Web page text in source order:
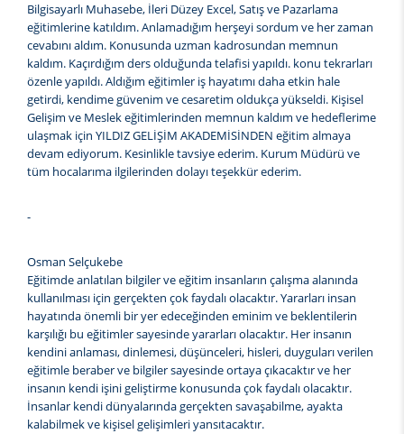
Bilgisayarlı Muhasebe, İleri Düzey Excel, Satış ve Pazarlama
eğitimlerine katıldım. Anlamadığım herşeyi sordum ve her zaman
cevabını aldım. Konusunda uzman kadrosundan memnun
kaldım. Kaçırdığım ders olduğunda telafisi yapıldı. konu tekrarları
özenle yapıldı. Aldığım eğitimler iş hayatımı daha etkin hale
getirdi, kendime güvenim ve cesaretim oldukça yükseldi. Kişisel
Gelişim ve Meslek eğitimlerinden memnun kaldım ve hedeflerime
ulaşmak için YILDIZ GELİŞİM AKADEMİSİNDEN eğitim almaya
devam ediyorum. Kesinlikle tavsiye ederim. Kurum Müdürü ve
tüm hocalarıma ilgilerinden dolayı teşekkür ederim.
-
Osman Selçukebe
Eğitimde anlatılan bilgiler ve eğitim insanların çalışma alanında
kullanılması için gerçekten çok faydalı olacaktır. Yararları insan
hayatında önemli bir yer edeceğinden eminim ve beklentilerin
karşılığı bu eğitimler sayesinde yararları olacaktır. Her insanın
kendini anlaması, dinlemesi, düşünceleri, hisleri, duyguları verilen
eğitimle beraber ve bilgiler sayesinde ortaya çıkacaktır ve her
insanın kendi işini geliştirme konusunda çok faydalı olacaktır.
İnsanlar kendi dünyalarında gerçekten savaşabilme, ayakta
kalabilmek ve kişisel gelişimleri yansıtacaktır.